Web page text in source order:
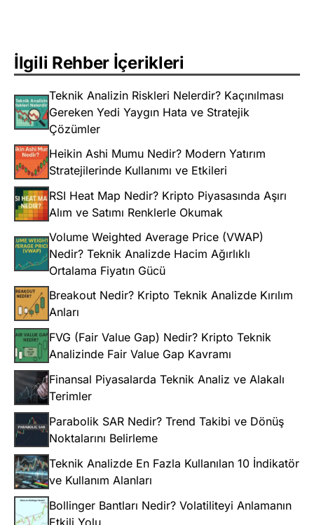
İlgili Rehber İçerikleri
Teknik Analizin Riskleri Nelerdir? Kaçınılması
Gereken Yedi Yaygın Hata ve Stratejik
Çözümler
Heikin Ashi Mumu Nedir? Modern Yatırım
Stratejilerinde Kullanımı ve Etkileri
RSI Heat Map Nedir? Kripto Piyasasında Aşırı
Alım ve Satımı Renklerle Okumak
Volume Weighted Average Price (VWAP)
Nedir? Teknik Analizde Hacim Ağırlıklı
Ortalama Fiyatın Gücü
Breakout Nedir? Kripto Teknik Analizde Kırılım
Anları
FVG (Fair Value Gap) Nedir? Kripto Teknik
Analizinde Fair Value Gap Kavramı
Finansal Piyasalarda Teknik Analiz ve Alakalı
Terimler
Parabolik SAR Nedir? Trend Takibi ve Dönüş
Noktalarını Belirleme
Teknik Analizde En Fazla Kullanılan 10 İndikatör
ve Kullanım Alanları
Bollinger Bantları Nedir? Volatiliteyi Anlamanın
Etkili Yolu